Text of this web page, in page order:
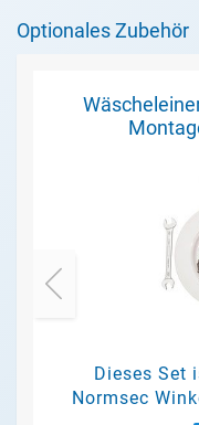
Optionales Zubehör
Dieses Set
Normsec